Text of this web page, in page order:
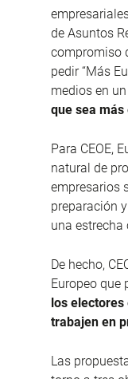
de Asuntos
compromiso
pedir “Más
medios en
que sea
Para CEOE,
natural de
empresarios
preparación
una
De hecho,
Europeo que
los electores
trabajen en
Las